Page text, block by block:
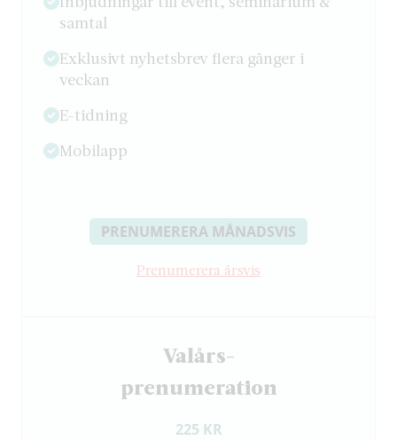
samtal
Exklusivt nyhetsbrev flera gånger i
veckan
E-tidning
Mobilapp
PRENUMERERA MÅNADSVIS
Prenumerera årsvis
Valårs-
­prenumeration
225 KR